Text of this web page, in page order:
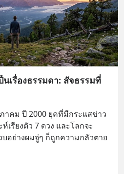
นเรื่องธรรมดา: สัจธรรมที่
าคม ปี 2000 ยุคที่มีกระแสข่าว
เรียงตัว 7 ดวง และโลกจะ
บอย่างผมจู่ๆ ก็ถูกความกลัวตาย